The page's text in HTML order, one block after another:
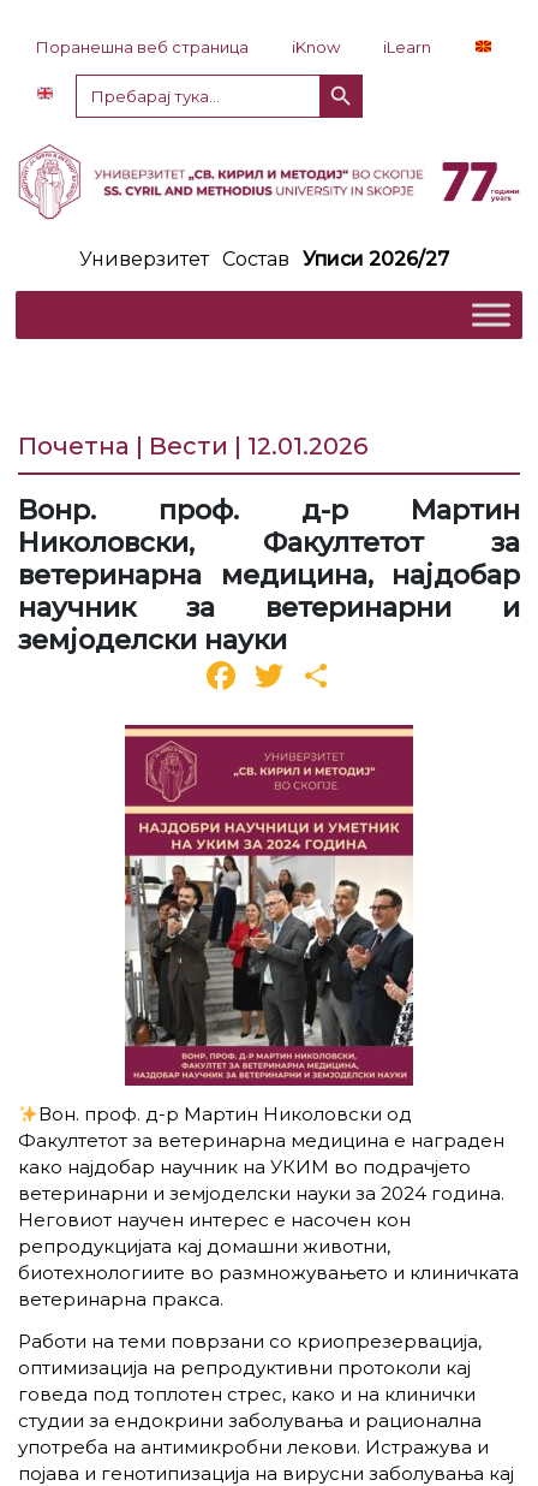
Поранешна веб страница iKnow
iLearn
Пребарај
за:
Копче за пребарување
Универзитет Состав Уписи 2026/27
Почетна | Вести | 12.01.2026
Вонр. проф. д-р Мартин
Николовски, Факултетот за
ветеринарна медицина, најдобар
научник за ветеринарни и
земјоделски науки
Facebook
Twitter
Вон. проф. д-р Мартин Николовски од
Факултетот за ветеринарна медицина е награден
како најдобар научник на УКИМ во подрачјето
ветеринарни и земјоделски науки за 2024 година.
Неговиот научен интерес е насочен кон
репродукцијата кај домашни животни,
биотехнологиите во размножувањето и клиничката
ветеринарна пракса.​​
Работи на теми поврзани со криопрезервација,
оптимизација на репродуктивни протоколи кај
говеда под топлотен стрес, како и на клинички
студии за ендокрини заболувања и рационална
употреба на антимикробни лекови. Истражува и
појава и генотипизација на вирусни заболувања кај